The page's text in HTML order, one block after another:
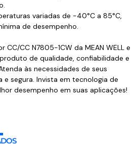
variadas de -40°C a 85°C,
de desempenho.
CC/CC N7805-1CW da MEAN WELL e
de qualidade, confiabilidade e
às necessidades de seus
segura. Invista em tecnologia de
desempenho em suas aplicações!